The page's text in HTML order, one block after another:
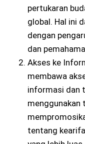
pertukaran
global. Hal ini
dengan
dan
Akses ke
membawa
informasi dan
menggunakan
tentang